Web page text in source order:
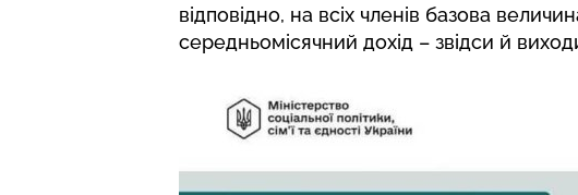
відповідно, на всіх членів базова
середньомісячний дохід – звідси й